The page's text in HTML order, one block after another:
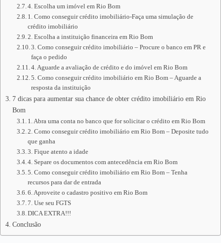
4. Escolha um imóvel em Rio Bom
1. Como conseguir crédito imobiliário-Faça uma simulação de
crédito imobiliário
2. Escolha a instituição financeira em Rio Bom
3. Como conseguir crédito imobiliário – Procure o banco em PR e
faça o pedido
4. Aguarde a avaliação de crédito e do imóvel em Rio Bom
5. Como conseguir crédito imobiliário em Rio Bom – Aguarde a
resposta da instituição
7 dicas para aumentar sua chance de obter crédito imobiliário em Rio
Bom
1. Abra uma conta no banco que for solicitar o crédito em Rio Bom
2. Como conseguir crédito imobiliário em Rio Bom – Deposite tudo
que ganha
3. Fique atento a idade
4. Separe os documentos com antecedência em Rio Bom
5. Como conseguir crédito imobiliário em Rio Bom – Tenha
recursos para dar de entrada
6. Aproveite o cadastro positivo em Rio Bom
7. Use seu FGTS
DICA EXTRA!!!
Conclusão